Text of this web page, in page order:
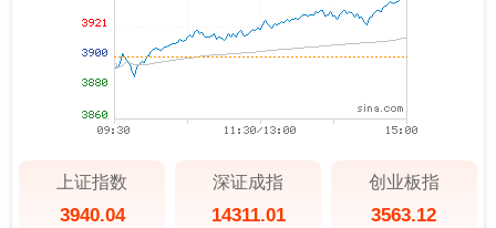
上证指数
3940.04
深证成指
14311.01
创业板指
3563.12